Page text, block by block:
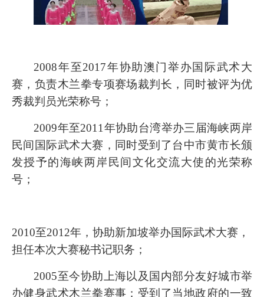
2008年至2017年协助澳门举办国际武术大
赛，负责木兰拳专项赛场裁判长，同时被评为优
秀裁判员光荣称号；
2009年至2011年协助台湾举办三届海峡两岸
民间国际武术大赛，同时受到了台中市黄市长颁
发授予的海峡两岸民间文化交流大使的光荣称
号；
2010至2012年，协助新加坡举办国际武术大赛，
担任本次大赛秘书记职务；
2005至今协助上海以及国内部分友好城市举
办健身武术木兰拳赛事；受到了当地政府的一致